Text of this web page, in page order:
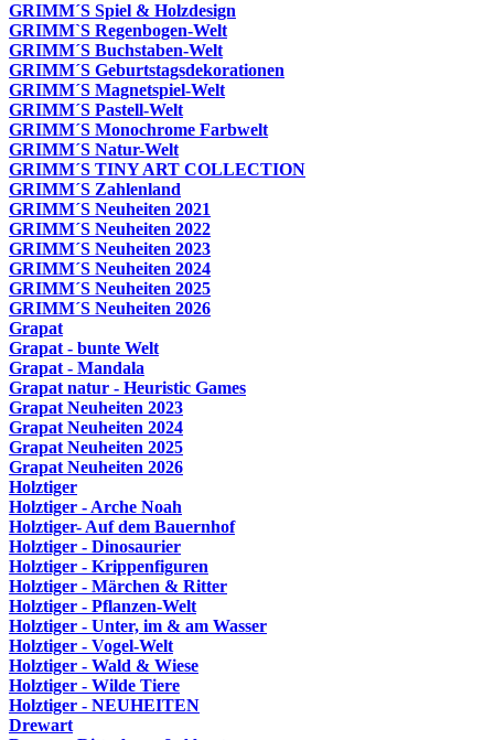
GRIMM´S Spiel & Holzdesign
GRIMM`S Regenbogen-Welt
GRIMM´S Buchstaben-Welt
GRIMM´S Geburtstagsdekorationen
GRIMM´S Magnetspiel-Welt
GRIMM´S Pastell-Welt
GRIMM´S Monochrome Farbwelt
GRIMM´S Natur-Welt
GRIMM´S TINY ART COLLECTION
GRIMM´S Zahlenland
GRIMM´S Neuheiten 2021
GRIMM´S Neuheiten 2022
GRIMM´S Neuheiten 2023
GRIMM´S Neuheiten 2024
GRIMM´S Neuheiten 2025
GRIMM´S Neuheiten 2026
Grapat
Grapat - bunte Welt
Grapat - Mandala
Grapat natur - Heuristic Games
Grapat Neuheiten 2023
Grapat Neuheiten 2024
Grapat Neuheiten 2025
Grapat Neuheiten 2026
Holztiger
Holztiger - Arche Noah
Holztiger- Auf dem Bauernhof
Holztiger - Dinosaurier
Holztiger - Krippenfiguren
Holztiger - Märchen & Ritter
Holztiger - Pflanzen-Welt
Holztiger - Unter, im & am Wasser
Holztiger - Vogel-Welt
Holztiger - Wald & Wiese
Holztiger - Wilde Tiere
Holztiger - NEUHEITEN
Drewart